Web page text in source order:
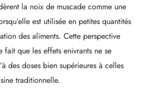
la noix de muscade comme une
est utilisée en petites quantités
des aliments. Cette perspective
fait que les effets enivrants ne se
des doses bien supérieures à celles
traditionnelle.